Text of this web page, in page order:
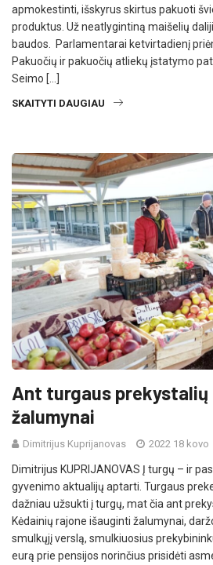
apmokestinti, išskyrus skirtus pakuoti
produktus. Už neatlygintiną maišelių
baudos. Parlamentarai ketvirtadienį
Pakuočių ir pakuočių atliekų įstatymo
Seimo […]
SKAITYTI DAUGIAU
Ant turgaus prekystalių
žalumynai
Dimitrijus Kuprijanovas 2022 18 kovo
Dimitrijus KUPRIJANOVAS Į turgų – ir
gyvenimo aktualijų aptarti. Turgaus
dažniau užsukti į turgų, mat čia ant
Kėdainių rajone išauginti žalumynai,
smulkųjį verslą, smulkiuosius
eurą prie pensijos norinčius prisidėti